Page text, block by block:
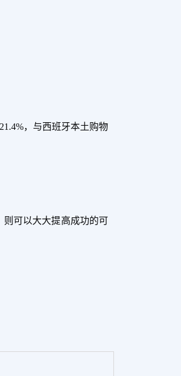
，与西班牙本土购物
可以大大提高成功的可